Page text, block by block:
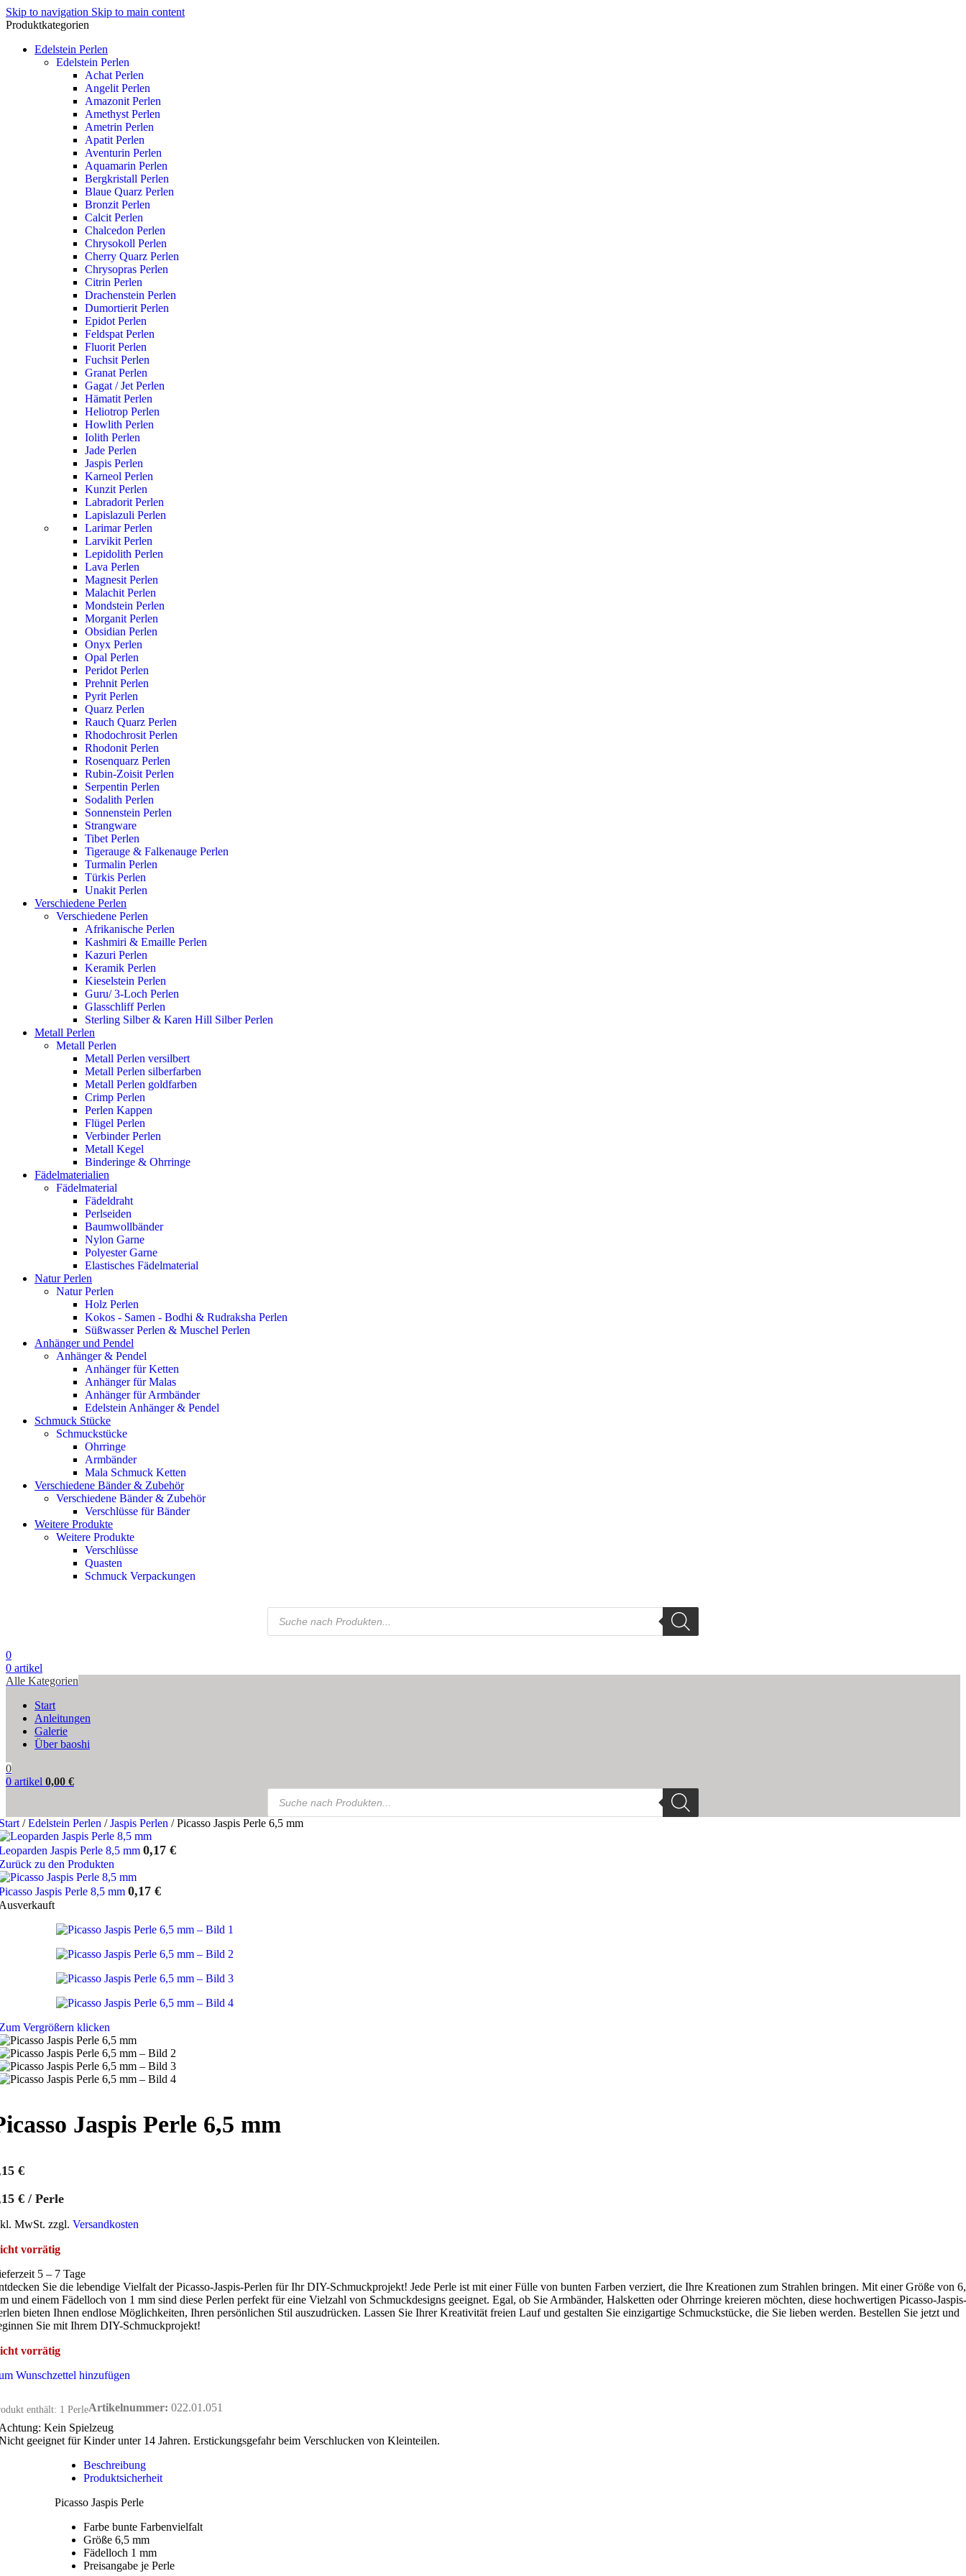
Skip to navigation Skip to main content
Produktkategorien
Edelstein Perlen
Edelstein Perlen
Achat Perlen
Angelit Perlen
Amazonit Perlen
Amethyst Perlen
Ametrin Perlen
Apatit Perlen
Aventurin Perlen
Aquamarin Perlen
Bergkristall Perlen
Blaue Quarz Perlen
Bronzit Perlen
Calcit Perlen
Chalcedon Perlen
Chrysokoll Perlen
Cherry Quarz Perlen
Chrysopras Perlen
Citrin Perlen
Drachenstein Perlen
Dumortierit Perlen
Epidot Perlen
Feldspat Perlen
Fluorit Perlen
Fuchsit Perlen
Granat Perlen
Gagat / Jet Perlen
Hämatit Perlen
Heliotrop Perlen
Howlith Perlen
Iolith Perlen
Jade Perlen
Jaspis Perlen
Karneol Perlen
Kunzit Perlen
Labradorit Perlen
Lapislazuli Perlen
Larimar Perlen
Larvikit Perlen
Lepidolith Perlen
Lava Perlen
Magnesit Perlen
Malachit Perlen
Mondstein Perlen
Morganit Perlen
Obsidian Perlen
Onyx Perlen
Opal Perlen
Peridot Perlen
Prehnit Perlen
Pyrit Perlen
Quarz Perlen
Rauch Quarz Perlen
Rhodochrosit Perlen
Rhodonit Perlen
Rosenquarz Perlen
Rubin-Zoisit Perlen
Serpentin Perlen
Sodalith Perlen
Sonnenstein Perlen
Strangware
Tibet Perlen
Tigerauge & Falkenauge Perlen
Turmalin Perlen
Türkis Perlen
Unakit Perlen
Verschiedene Perlen
Verschiedene Perlen
Afrikanische Perlen
Kashmiri & Emaille Perlen
Kazuri Perlen
Keramik Perlen
Kieselstein Perlen
Guru/ 3-Loch Perlen
Glasschliff Perlen
Sterling Silber & Karen Hill Silber Perlen
Metall Perlen
Metall Perlen
Metall Perlen versilbert
Metall Perlen silberfarben
Metall Perlen goldfarben
Crimp Perlen
Perlen Kappen
Flügel Perlen
Verbinder Perlen
Metall Kegel
Binderinge & Ohrringe
Fädelmaterialien
Fädelmaterial
Fädeldraht
Perlseiden
Baumwollbänder
Nylon Garne
Polyester Garne
Elastisches Fädelmaterial
Natur Perlen
Natur Perlen
Holz Perlen
Kokos - Samen - Bodhi & Rudraksha Perlen
Süßwasser Perlen & Muschel Perlen
Anhänger und Pendel
Anhänger & Pendel
Anhänger für Ketten
Anhänger für Malas
Anhänger für Armbänder
Edelstein Anhänger & Pendel
Schmuck Stücke
Schmuckstücke
Ohrringe
Armbänder
Mala Schmuck Ketten
Verschiedene Bänder & Zubehör
Verschiedene Bänder & Zubehör
Verschlüsse für Bänder
Weitere Produkte
Weitere Produkte
Verschlüsse
Quasten
Schmuck Verpackungen
Products
search
0
0 artikel
Alle Kategorien
Start
Anleitungen
Galerie
Über baoshi
0
0 artikel 0,00 €
Products
search
/ Edelstein Perlen / Jaspis Perlen / Picasso Jaspis Perle 6,5 mm
Jaspis Perle 8,5 mm 0,17 €
zu den Produkten
Jaspis Perle 8,5 mm 0,17 €
Vergrößern klicken
Jaspis Perle 6,5 mm
€
€ / Perle
MwSt. zzgl. Versandkosten
vorrätig
5 – 7 Tage
Sie die lebendige Vielfalt der Picasso-Jaspis-Perlen für Ihr DIY-Schmuckprojekt! Jede Perle ist mit einer Fülle von bunten Farben verziert, die Ihre Kreationen zum Strahlen bringen. Mit einer Größe von
und einem Fädelloch von 1 mm sind diese Perlen perfekt für eine Vielzahl von Schmuckdesigns geeignet. Egal, ob Sie Armbänder, Halsketten oder Ohrringe kreieren möchten, diese hochwertigen Picasso-Jaspis-
bieten Ihnen endlose Möglichkeiten, Ihren persönlichen Stil auszudrücken. Lassen Sie Ihrer Kreativität freien Lauf und gestalten Sie einzigartige Schmuckstücke, die Sie lieben werden. Bestellen Sie jetzt und
Sie mit Ihrem DIY-Schmuckprojekt!
vorrätig
Wunschzettel hinzufügen
enthält: 1 PerleArtikelnummer: 022.01.051
Kein Spielzeug
geeignet für Kinder unter 14 Jahren. Erstickungsgefahr beim Verschlucken von Kleinteilen.
Beschreibung
Produktsicherheit
Picasso Jaspis Perle
Farbe bunte Farbenvielfalt
Größe 6,5 mm
Fädelloch 1 mm
Preisangabe je Perle